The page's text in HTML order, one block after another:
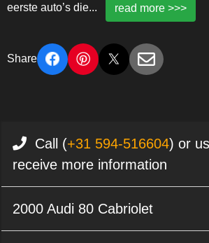
eerste auto’s die... read more >>>
Share
Call (+31 594-516604) or
receive more information
2000 Audi 80 Cabriolet